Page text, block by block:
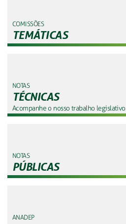
COMISSÕES
TEMÁTICAS
NOTAS
TÉCNICAS
Acompanhe o nosso trabalho legislativo
NOTAS
PÚBLICAS
ANADEP